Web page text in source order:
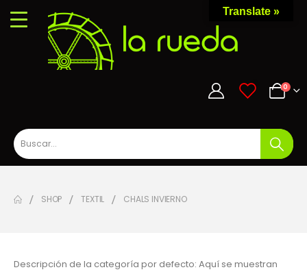
0 0
SHOP TEXTIL CHALS INVIERNO
Descripción de la categoría por defecto: Aquí se muestran
Translate »